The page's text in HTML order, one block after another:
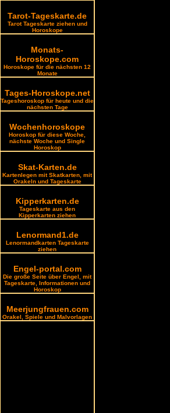
Tarot-Tageskarte.de
Tarot Tageskarte ziehen und
Horoskope
Monats-
Horoskope.com
Horoskope für die nächsten 12
Monate
Tages-Horoskope.net
Tageshoroskop für heute und die
nächsten Tage
Wochenhoroskope
Horoskop für diese Woche,
nächste Woche und Single
Horoskop
Skat-Karten.de
Kartenlegen mit Skatkarten, mit
Orakeln und Tageskarte
Kipperkarten.de
Tageskarte aus den
Kipperkarten ziehen
Lenormand1.de
Lenormandkarten Tageskarte
ziehen
Engel-portal.com
Die große Seite über Engel, mit
Tageskarte, Informationen und
Horoskop
Meerjungfrauen.com
Orakel, Spiele und Malvorlagen